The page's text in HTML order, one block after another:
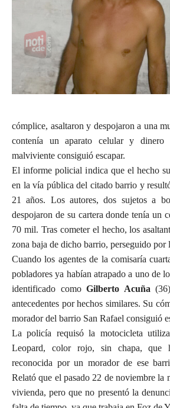
cómplice, asaltaron y despojaron a una
contenía un aparato celular y
malviviente consiguió escapar.
El informe policial indica que el hecho
en la vía pública del citado barrio y
21 años. Los autores, dos sujetos a
despojaron de su cartera donde tenía un
70 mil. Tras cometer el hecho, los
zona baja de dicho barrio, perseguido por
Cuando los agentes de la comisaría
pobladores ya habían atrapado a uno de
identificado comoGilberto Acuña
antecedentes por hechos similares. Su
morador del barrio San Rafael consiguió
La policía requisó la motocicleta
Leopard, color rojo, sin chapa, que
reconocida por un morador de ese
Relató que el pasado 22 de noviembre la
vivienda, pero que no presentó la